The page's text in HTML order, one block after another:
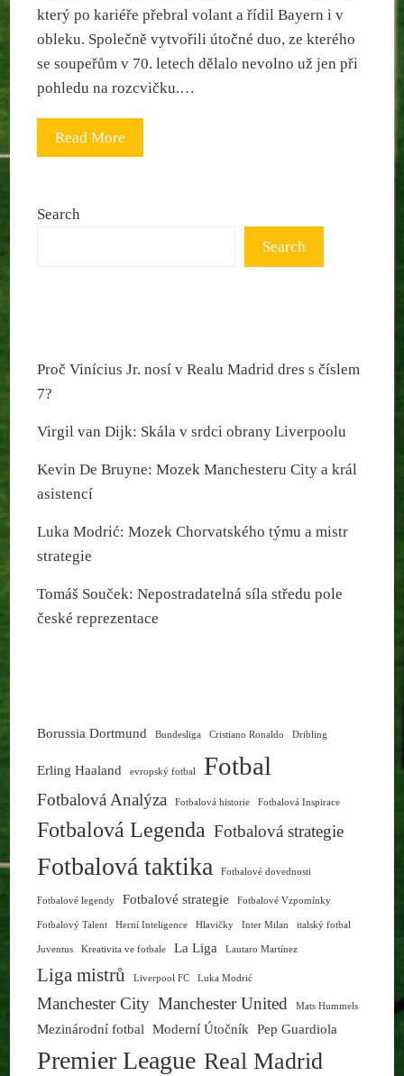
který po kariéře přebral volant a řídil Bayern i v
obleku. Společně vytvořili útočné duo, ze kterého
se soupeřům v 70. letech dělalo nevolno už jen při
pohledu na rozcvičku.…
Read More
Search
Search
Proč Vinícius Jr. nosí v Realu Madrid dres s číslem
7?
Virgil van Dijk: Skála v srdci obrany Liverpoolu
Kevin De Bruyne: Mozek Manchesteru City a král
asistencí
Luka Modrić: Mozek Chorvatského týmu a mistr
strategie
Tomáš Souček: Nepostradatelná síla středu pole
české reprezentace
Borussia Dortmund Bundesliga Cristiano Ronaldo Dribling
Erling Haaland evropský fotbal Fotbal
Fotbalová Analýza Fotbalová historie Fotbalová Inspirace
Fotbalová Legenda Fotbalová strategie
Fotbalová taktika Fotbalové dovednosti
Fotbalové legendy Fotbalové strategie Fotbalové Vzpomínky
Fotbalový Talent Herní Inteligence Hlavičky Inter Milan italský fotbal
Juventus Kreativita ve fotbale La Liga Lautaro Martínez
Liga mistrů Liverpool FC Luka Modrić
Manchester City Manchester United Mats Hummels
Mezinárodní fotbal Moderní Útočník Pep Guardiola
Premier League Real Madrid